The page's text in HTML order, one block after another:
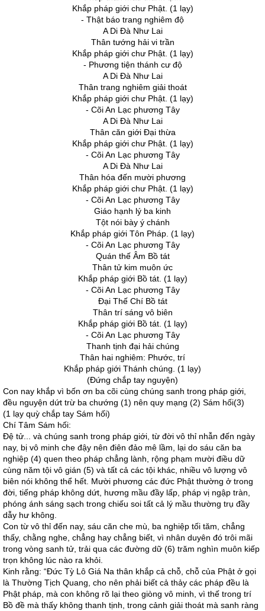
Khắp pháp giới chư Phật. (1 lạy)
- Thật báo trang nghiêm độ
A Di Ðà Như Lai
Thân tướng hải vi trần
Khắp pháp giới chư Phật. (1 lạy)
- Phương tiện thánh cư độ
A Di Ðà Như Lai
Thân trang nghiêm giải thoát
Khắp pháp giới chư Phật. (1 lạy)
- Cõi An Lạc phương Tây
A Di Ðà Như Lai
Thân căn giới Đại thừa
Khắp pháp giới chư Phật. (1 lạy)
- Cõi An Lạc phương Tây
A Di Ðà Như Lai
Thân hóa đến mười phương
Khắp pháp giới chư Phật. (1 lạy)
- Cõi An Lạc phương Tây
Giáo hạnh lý ba kinh
Tột nói bày ý chánh
Khắp pháp giới Tôn Pháp. (1 lạy)
- Cõi An Lạc phương Tây
Quán thế Âm Bồ tát
Thân tử kim muôn ức
Khắp pháp giới Bồ tát. (1 lạy)
- Cõi An Lạc phương Tây
Ðại Thế Chí Bồ tát
Thân trí sáng vô biên
Khắp pháp giới Bồ tát. (1 lạy)
- Cõi An Lạc phương Tây
Thanh tịnh đại hải chúng
Thân hai nghiêm: Phước, trí
Khắp pháp giới Thánh chúng. (1 lạy)
(Ðứng chắp tay nguyện)
Con nay khắp vì bốn ơn ba cõi cùng chúng sanh trong pháp giới,
đều nguyện dứt trừ ba chướng (1) nên quy mạng (2) Sám hối(3)
(1 lạy quỳ chắp tay Sám hối)
Chí Tâm Sám hối:
Ðệ tử... và chúng sanh trong pháp giới, từ đời vô thỉ nhẫn đến ngày
nay, bị vô minh che đậy nên điên đảo mê lầm, lại do sáu căn ba
nghiệp (4) quen theo pháp chẳng lành, rộng phạm mười điều dữ
cùng năm tội vô gián (5) và tất cả các tội khác, nhiều vô lượng vô
biên nói không thể hết. Mười phương các đức Phật thường ở trong
đời, tiếng pháp không dứt, hương mầu đầy lấp, pháp vị ngập tràn,
phóng ánh sáng sạch trong chiếu soi tất cả lý mầu thường trụ đầy
dẫy hư không.
Con từ vô thỉ đến nay, sáu căn che mù, ba nghiệp tối tăm, chẳng
thấy, chằng nghe, chẳng hay chẳng biết, vì nhân duyên đó trôi mãi
trong vòng sanh tử, trải qua các đường dữ (6) trăm nghìn muôn kiếp
trọn không lúc nào ra khỏi.
Kinh rằng: “Ðức Tỳ Lô Giá Na thân khắp cả chỗ, chỗ của Phật ở gọi
là Thường Tịch Quang, cho nên phải biết cả thảy các pháp đều là
Phật pháp, mà con không rõ lại theo giòng vô minh, vì thế trong trí
Bồ đề mà thấy không thanh tịnh, trong cảnh giải thoát mà sanh ràng